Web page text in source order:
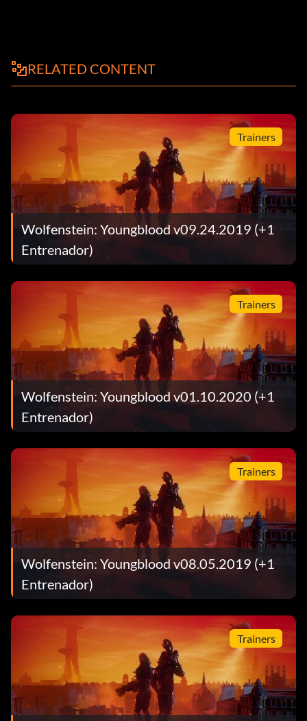
RELATED CONTENT
Trainers
Wolfenstein: Youngblood v09.24.2019 (+1
Entrenador)
Trainers
Wolfenstein: Youngblood v01.10.2020 (+1
Entrenador)
Trainers
Wolfenstein: Youngblood v08.05.2019 (+1
Entrenador)
Trainers